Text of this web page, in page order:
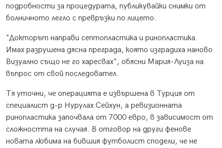
подробности за процедурата, публикувайки снимки от
болничното легло с превръзки по лицето.
"Докторът направи септопластика и ринопластика.
Имах разрушена дясна преграда, която изградиха наново.
Визуално също не го харесвах", обясни Мария-Луиза на
въпрос от свой последовател.
Тя уточни, че операцията е извършена в Турция от
специалист д-р Нурулах Сейхун, а ревизионната
ринопластика започвала от 7000 евро, в зависимост от
сложността на случая. В отговор на други фенове
новата любима на бившия футболист сподели, че не